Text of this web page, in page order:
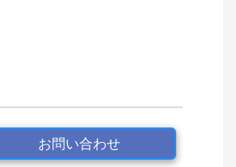
お問い合わせ